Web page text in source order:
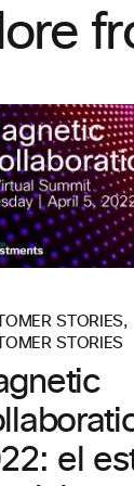
STORIES,
STORIES
el